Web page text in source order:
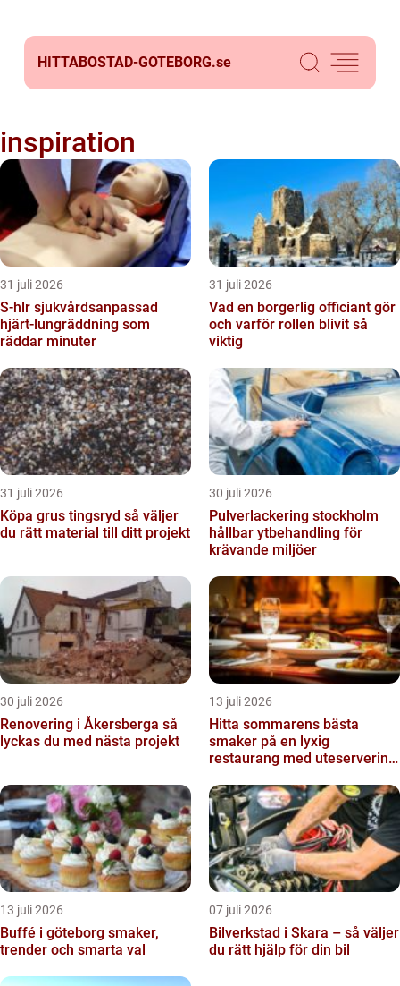
HITTABOSTAD-GOTEBORG.se
inspiration
31 juli 2026
S-hlr sjukvårdsanpassad
hjärt-lungräddning som
räddar minuter
31 juli 2026
Vad en borgerlig officiant gör
och varför rollen blivit så
viktig
31 juli 2026
Köpa grus tingsryd så väljer
du rätt material till ditt projekt
30 juli 2026
Pulverlackering stockholm
hållbar ytbehandling för
krävande miljöer
30 juli 2026
Renovering i Åkersberga så
lyckas du med nästa projekt
13 juli 2026
Hitta sommarens bästa
smaker på en lyxig
restaurang med uteservering
13 juli 2026
Buffé i göteborg smaker,
trender och smarta val
07 juli 2026
Bilverkstad i Skara – så väljer
du rätt hjälp för din bil